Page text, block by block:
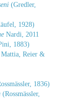
(Gredler,
1928)
Nardi, 2011
1883)
Mattia, Reier &
1836)
(Rossmässler,